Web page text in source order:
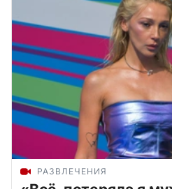
РАЗВЛЕЧЕНИЯ